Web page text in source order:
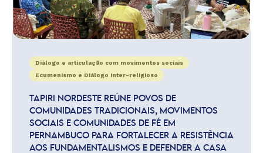
Diálogo e articulação com movimentos sociais
Ecumenismo e Diálogo Inter-religioso
TAPIRI NORDESTE REÚNE POVOS DE
COMUNIDADES TRADICIONAIS, MOVIMENTOS
SOCIAIS E COMUNIDADES DE FÉ EM
PERNAMBUCO PARA FORTALECER A RESISTÊNCIA
AOS FUNDAMENTALISMOS E DEFENDER A CASA